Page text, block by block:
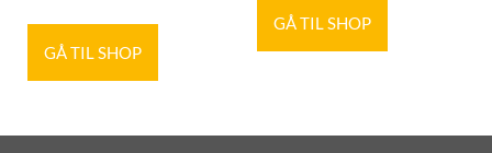
GÅ TIL SHOP
GÅ TIL SHOP